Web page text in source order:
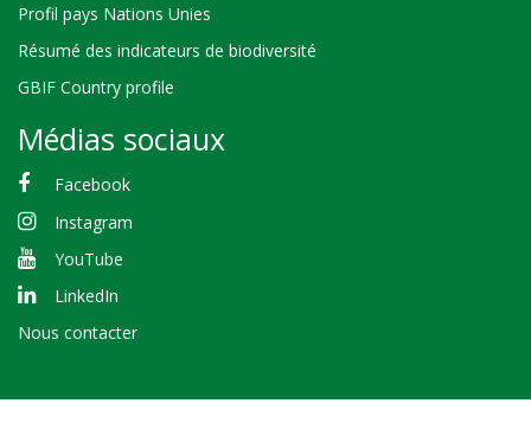
Profil pays Nations Unies
Résumé des indicateurs de biodiversité
GBIF Country profile
Médias sociaux
Facebook
Instagram
YouTube
LinkedIn
Nous contacter